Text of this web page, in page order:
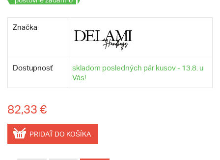
Značka
Dostupnosť
skladom posledných pár kusov - 13.8. u
Vás!
82,33 €
PRIDAŤ DO KOŠÍKA